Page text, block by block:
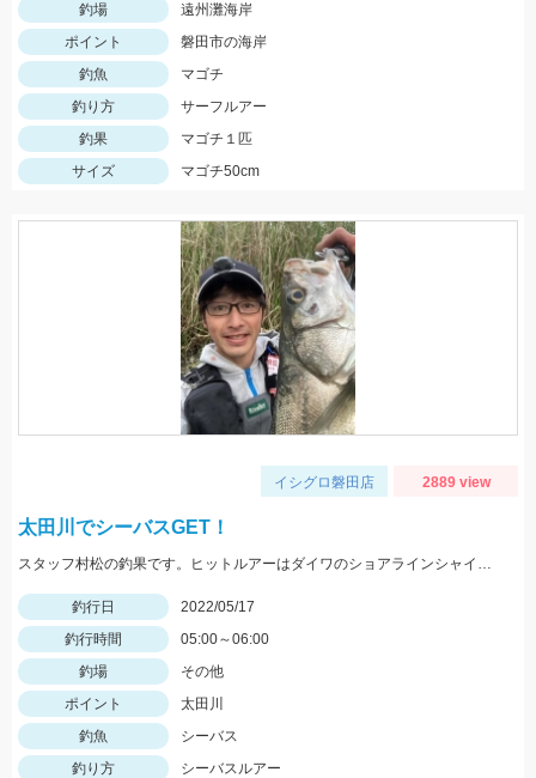
釣場
遠州灘海岸
ポイント
磐田市の海岸
釣魚
マゴチ
釣り方
サーフルアー
釣果
マゴチ１匹
サイズ
マゴチ50cm
イシグロ磐田店 2889 view
太田川でシーバスGET！
スタッフ村松の釣果です。ヒットルアーはダイワのショアラインシャイナーZバーティス80Sのゴールドカラー。
釣行日
2022/05/17
釣行時間
05:00～06:00
釣場
その他
ポイント
太田川
釣魚
シーバス
釣り方
シーバスルアー